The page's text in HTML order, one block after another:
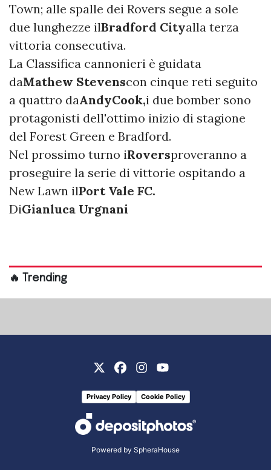
Town; alle spalle dei Rovers segue a sole
due lunghezze ilBradford Cityalla terza
vittoria consecutiva.
La Classifica cannonieri è guidata
daMathew Stevenscon cinque reti seguito
a quattro daAndyCook,i due bomber sono
protagonisti dell'ottimo inizio di stagione
del Forest Green e Bradford.
Nel prossimo turno iRoversproveranno a
proseguire la serie di vittorie ospitando a
New Lawn ilPort Vale FC.
DiGianluca Urgnani
🔥 Trending
Privacy Policy Cookie Policy
Powered by SpheraHouse